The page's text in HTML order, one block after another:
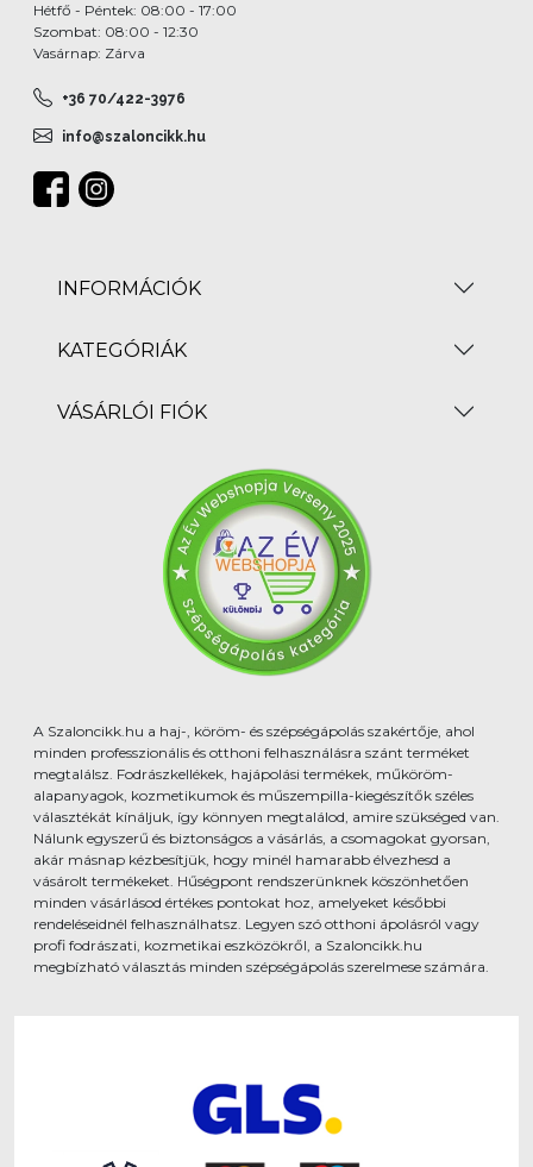
Hétfő - Péntek: 08:00 - 17:00
Szombat: 08:00 - 12:30
Vasárnap: Zárva
+36 70/422-3976
info@szaloncikk.hu
INFORMÁCIÓK
KATEGÓRIÁK
VÁSÁRLÓI FIÓK
A Szaloncikk.hu a haj-, köröm- és szépségápolás szakértője, ahol
minden professzionális és otthoni felhasználásra szánt terméket
megtalálsz. Fodrászkellékek, hajápolási termékek, műköröm-
alapanyagok, kozmetikumok és műszempilla-kiegészítők széles
választékát kínáljuk, így könnyen megtalálod, amire szükséged van.
Nálunk egyszerű és biztonságos a vásárlás, a csomagokat gyorsan,
akár másnap kézbesítjük, hogy minél hamarabb élvezhesd a
vásárolt termékeket. Hűségpont rendszerünknek köszönhetően
minden vásárlásod értékes pontokat hoz, amelyeket későbbi
rendeléseidnél felhasználhatsz. Legyen szó otthoni ápolásról vagy
profi fodrászati, kozmetikai eszközökről, a Szaloncikk.hu
megbízható választás minden szépségápolás szerelmese számára.